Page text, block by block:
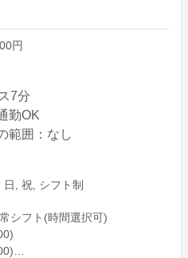
円
7分
勤OK
範囲：なし
, 祝, シフト制
シフト(時間選択可)